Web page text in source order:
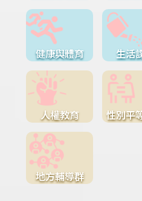
健康與體育 生活
人權教育 性別平
地方輔導群